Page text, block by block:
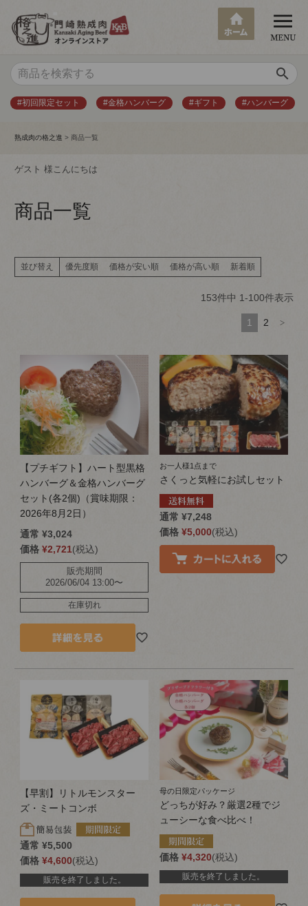
search
#初回限定セット #金格ハンバーグ #ギフト #ハンバーグ
熟成肉の格之進 商品一覧
ゲスト 様こんにちは
商品一覧
並び替え 優先度順 価格が安い順 価格が高い順 新着順
153件中 1-100件表示
1 2
【プチギフト】ハート型黒格
ハンバーグ＆金格ハンバーグ
セット(各2個)（賞味期限：
2026年8月2日）
通常 ¥3,024
価格 ¥2,721 税込
販売期間
2026/06/04 13:00〜
在庫切れ
お一人様1点まで
さくっと気軽にお試しセット
通常 ¥7,248
価格 ¥5,000 税込
【早割】リトルモンスター
ズ・ミートコンボ
通常 ¥5,500
価格 ¥4,600 税込
販売を終了しました。
母の日限定パッケージ
どっちが好み？厳選2種でジ
ューシーな食べ比べ！
価格 ¥4,320 税込
販売を終了しました。